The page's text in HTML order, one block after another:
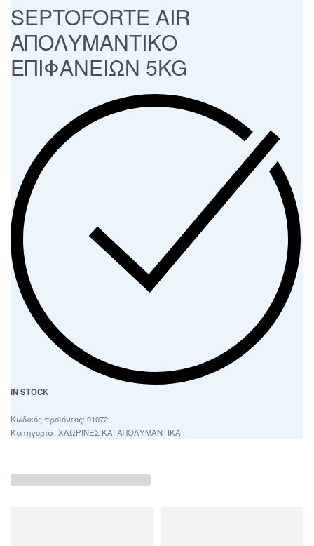
SEPTOFORTE AIR
ΑΠΟΛΥΜΑΝΤΙΚΟ
ΕΠΙΦΑΝΕΙΩΝ 5KG
IN STOCK
01072
Κατηγορία: ΧΛΩΡΙΝΕΣ ΚΑΙ ΑΠΟΛΥΜΑΝΤΙΚΑ